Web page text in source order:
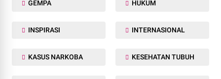
GEMPA HUKUM
INSPIRASI INTERNASIONAL
KASUS NARKOBA KESEHATAN TUBUH